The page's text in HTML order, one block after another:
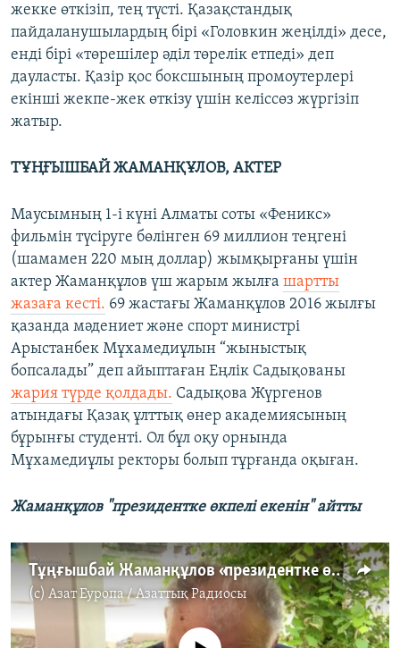
жекке өткізіп, тең түсті. Қазақстандық
пайдаланушылардың бірі «Головкин жеңілді» десе,
енді бірі «төрешілер әділ төрелік етпеді» деп
дауласты. Қазір қос боксшының промоутерлері
екінші жекпе-жек өткізу үшін келіссөз жүргізіп
жатыр.
ТҰҢҒЫШБАЙ ЖАМАНҚҰЛОВ, АКТЕР
Маусымның 1-і күні Алматы соты «Феникс»
фильмін түсіруге бөлінген 69 миллион теңгені
(шамамен 220 мың доллар) жымқырғаны үшін
актер Жаманқұлов үш жарым жылға шартты
жазаға кесті. 69 жастағы Жаманқұлов 2016 жылғы
қазанда мәдениет және спорт министрі
Арыстанбек Мұхамедиұлын “жыныстық
бопсалады” деп айыптаған Еңлік Садықованы
жария түрде қолдады. Садықова Жүргенов
атындағы Қазақ ұлттық өнер академиясының
бұрынғы студенті. Ол бұл оқу орнында
Мұхамедиұлы ректоры болып тұрғанда оқыған.
Жаманқұлов "президентке өкпелі екенін" айтты
Тұңғышбай Жаманқұлов «президентке өкпелі» екенін айтты
(c) Азат Еуропа / Азаттық Радиосы
No media source currently available